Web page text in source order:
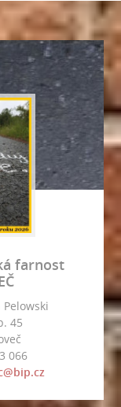
farnost
Pelowski
45
066